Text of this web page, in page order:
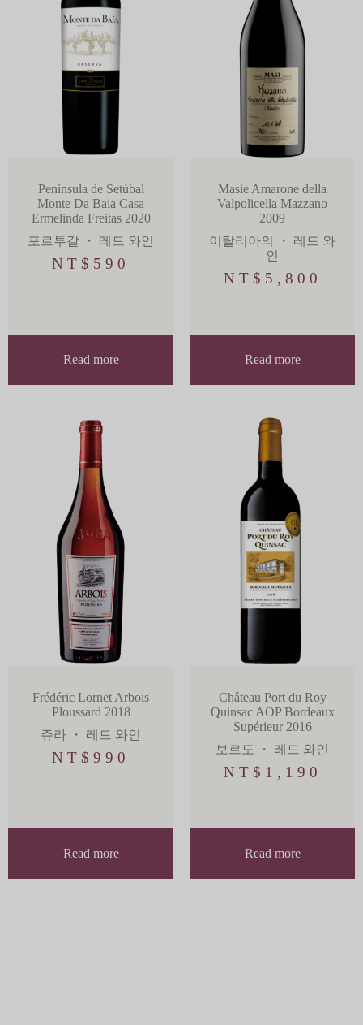
Península de Setúbal
Monte Da Baia Casa
Ermelinda Freitas 2020
포르투갈 ・ 레드 와인
NT$ 590
Read more
Masie Amarone della
Valpolicella Mazzano
2009
이탈리아의
・ 레드 와
인
NT$ 5,800
Read more
Frédéric Lornet Arbois
Ploussard 2018
쥬라 ・ 레드 와인
NT$ 990
Read more
Château Port du Roy
Quinsac AOP Bordeaux
Supérieur 2016
보르도
・ 레드 와인
NT$ 1,190
Read more